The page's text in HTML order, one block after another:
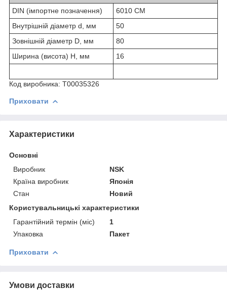
DIN (імпортне позначення)
6010 CM
Внутрішній діаметр d, мм
50
Зовнішній діаметр D, мм
80
Ширина (висота) H, мм
16
Код виробника: Т00035326
Приховати
Характеристики
Основні
Виробник
NSK
Країна виробник
Японія
Стан
Новий
Користувальницькі характеристики
Гарантійний термін (міс)
1
Упаковка
Пакет
Приховати
Умови доставки